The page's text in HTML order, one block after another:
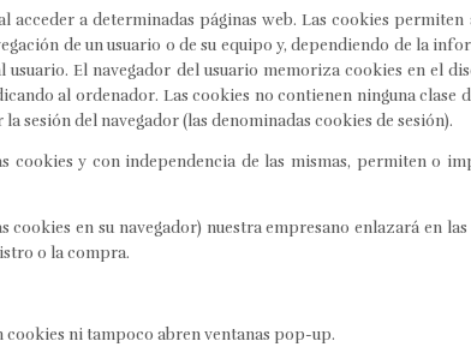
acceder a determinadas páginas web. Las cookies permiten
de un usuario o de su equipo y, dependiendo de la
El navegador del usuario memoriza cookies en el
al ordenador. Las cookies no contienen ninguna
sesión del navegador (las denominadas cookies de sesión).
cookies y con independencia de las mismas, permiten o
en su navegador) nuestra empresano enlazará en
o la compra.
cookies ni tampoco abren ventanas pop-up.